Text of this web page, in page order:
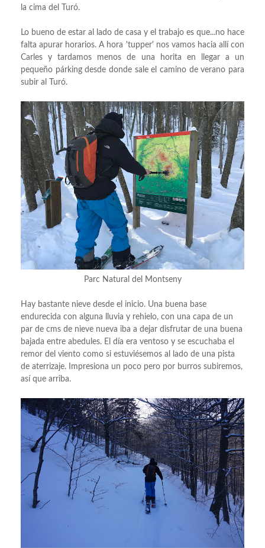
la cima del Turó.
Lo bueno de estar al lado de casa y el trabajo es que...no hace
falta apurar horarios. A hora 'tupper' nos vamos hacia allí con
Carles y tardamos menos de una horita en llegar a un
pequeño párking desde donde sale el camino de verano para
subir al Turó.
Parc Natural del Montseny
Hay bastante nieve desde el inicio. Una buena base
endurecida con alguna lluvia y rehielo, con una capa de un
par de cms de nieve nueva iba a dejar disfrutar de una buena
bajada entre abedules. El día era ventoso y se escuchaba el
remor del viento como si estuviésemos al lado de una pista
de aterrizaje. Impresiona un poco pero por burros subiremos,
así que arriba.